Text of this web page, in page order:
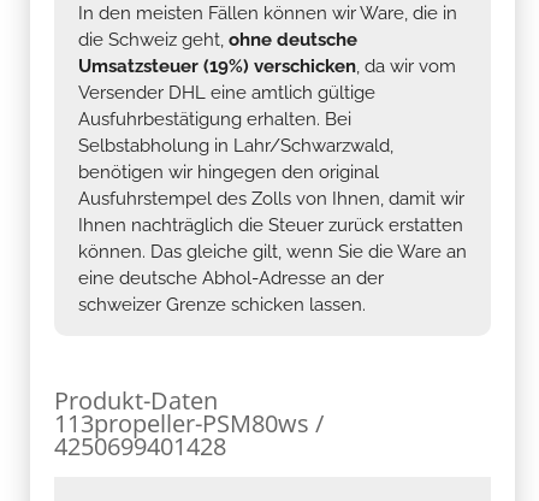
In den meisten Fällen können wir Ware, die in
die Schweiz geht, ohne deutsche
Umsatzsteuer (19%) verschicken, da wir vom
Versender DHL eine amtlich gültige
Ausfuhrbestätigung erhalten. Bei
Selbstabholung in Lahr/Schwarzwald,
benötigen wir hingegen den original
Ausfuhrstempel des Zolls von Ihnen, damit wir
Ihnen nachträglich die Steuer zurück erstatten
können. Das gleiche gilt, wenn Sie die Ware an
eine deutsche Abhol-Adresse an der
schweizer Grenze schicken lassen.
Produkt-Daten
113propeller-PSM80ws /
4250699401428